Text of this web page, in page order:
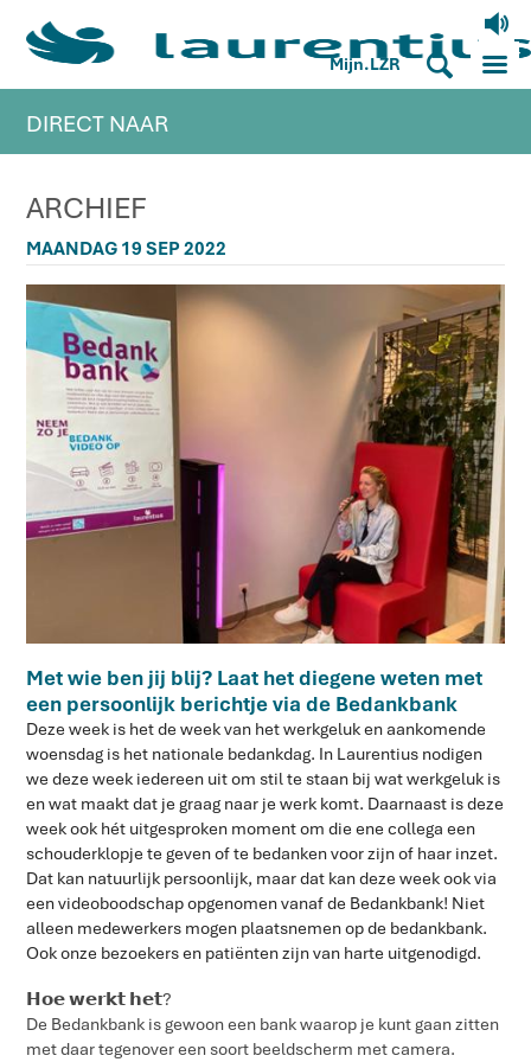
V
Mijn.LZR S M
DIRECT NAAR
ARCHIEF
MAANDAG 19 SEP 2022
Met wie ben jij blij? Laat het diegene weten met
een persoonlijk berichtje via de Bedankbank
Deze week is het de week van het werkgeluk en aankomende
woensdag is het nationale bedankdag. In Laurentius nodigen
we deze week iedereen uit om stil te staan bij wat werkgeluk is
en wat maakt dat je graag naar je werk komt. Daarnaast is deze
week ook hét uitgesproken moment om die ene collega een
schouderklopje te geven of te bedanken voor zijn of haar inzet.
Dat kan natuurlijk persoonlijk, maar dat kan deze week ook via
een videoboodschap opgenomen vanaf de Bedankbank! Niet
alleen medewerkers mogen plaatsnemen op de bedankbank.
Ook onze bezoekers en patiënten zijn van harte uitgenodigd.
𝗛𝗼𝗲 𝘄𝗲𝗿𝗸𝘁 𝗵𝗲𝘁?
De Bedankbank is gewoon een bank waarop je kunt gaan zitten
met daar tegenover een soort beeldscherm met camera.